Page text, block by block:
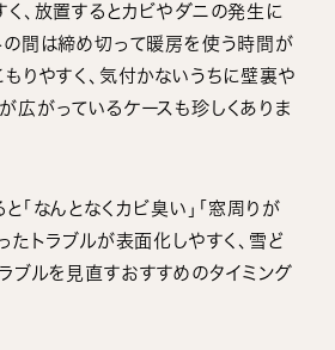
、放置するとカビやダニの発生に
の間は締め切って暖房を使う時間が
りやすく、気付かないうちに壁裏や
広がっているケースも珍しくありま
「なんとなくカビ臭い」「窓周りが
たトラブルが表面化しやすく、雪ど
ブルを見直すおすすめのタイミング